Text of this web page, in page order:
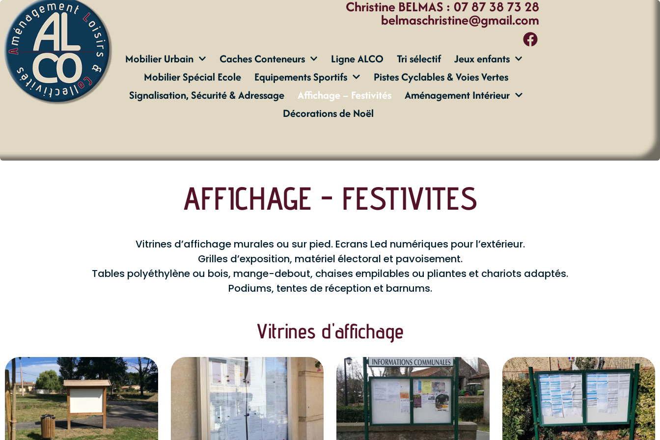
Christine BELMAS : 07 87 38 73 28
belmaschristine@gmail.com
Mobilier Urbain Caches Conteneurs Ligne ALCO Tri sélectif
Jeux enfants
Mobilier Spécial Ecole
Equipements Sportifs
Pistes Cyclables & Voies Vertes
Signalisation, Sécurité & Adressage
Affichage – Festivités
Aménagement Intérieur
Décorations de Noël
AFFICHAGE - FESTIVITES
Vitrines d’affichage murales ou sur pied. Ecrans Led numériques pour l’extérieur.
Grilles d’exposition, matériel électoral et pavoisement.
Tables polyéthylène ou bois, mange-debout, chaises empilables ou pliantes et chariots adaptés.
Podiums, tentes de réception et barnums.
Vitrines d'affichage